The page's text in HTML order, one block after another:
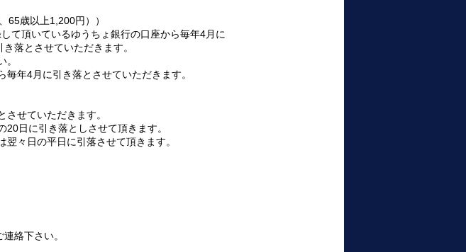
円、65歳以上1,200円））
頂いているゆうちょ銀行の口座から毎年4月に
ます。
さい。
年4月に引き落とさせていただきます。
せていただきます。
き落としさせて頂きます。
平日に引落させて頂きます。
絡下さい。